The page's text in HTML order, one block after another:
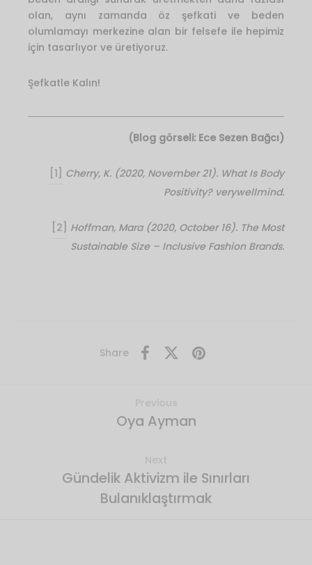
olan, aynı zamanda öz şefkati ve beden
olumlamayı merkezine alan bir felsefe ile hepimiz
için tasarlıyor ve üretiyoruz.
Şefkatle Kalın!
(Blog görseli: Ece Sezen Bağcı)
[1]
Cherry, K. (2020, November 21). What Is Body
Positivity? verywellmind.
[2]
Hoffman, Mara (2020, October 16). The Most
Sustainable Size – Inclusive Fashion Brands.
Share
Previous
Oya Ayman
Next
Gündelik Aktivizm ile Sınırları
Bulanıklaştırmak